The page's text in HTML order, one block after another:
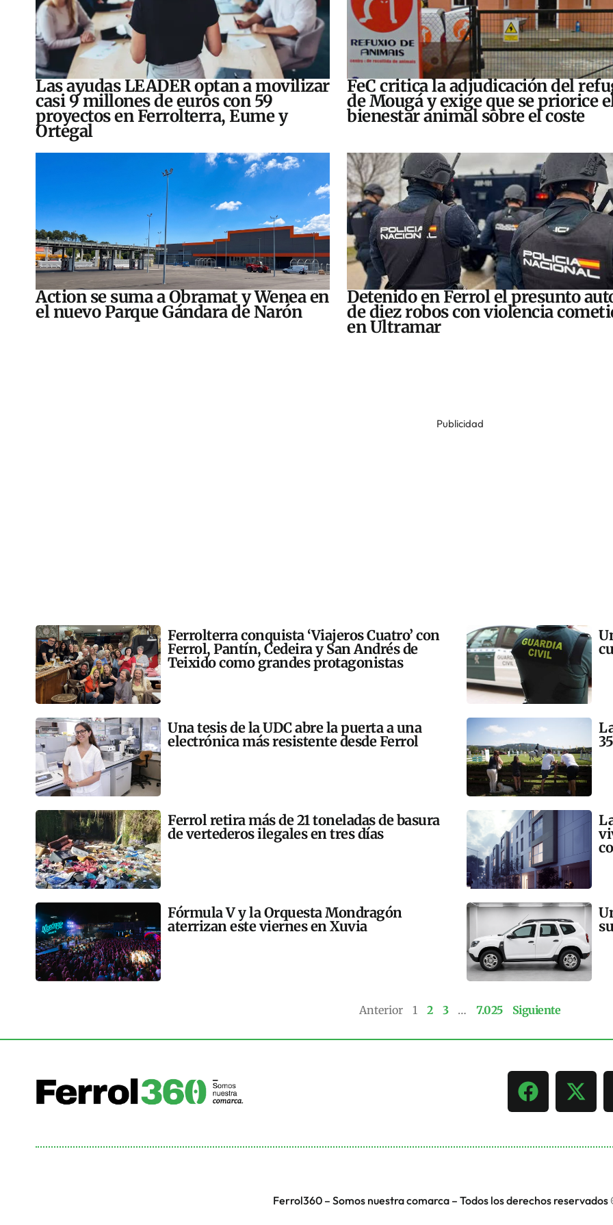
Las ayudas LEADER optan a movilizar
casi 9 millones de euros con 59
proyectos en Ferrolterra, Eume y
Ortegal
FeC critica la adjudicación del
de Mougá y exige que se priorice
bienestar animal sobre el coste
Action se suma a Obramat y Wenea en
el nuevo Parque Gándara de Narón
Detenido en Ferrol el presunto
de diez robos con violencia
en Ultramar
Publicidad
Ferrolterra conquista ‘Viajeros Cuatro’ con
Ferrol, Pantín, Cedeira y San Andrés de
Teixido como grandes protagonistas
Una tesis de la UDC abre la puerta a una
electrónica más resistente desde Ferrol
Ferrol retira más de 21 toneladas de basura
de vertederos ilegales en tres días
Fórmula V y la Orquesta Mondragón
aterrizan este viernes en Xuvia
Anterior 1 2 3 … 7.025 Siguiente
Ferrol360 – Somos nuestra comarca – Todos los derechos